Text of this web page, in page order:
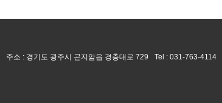
주소 : 경기도 광주시 곤지암읍 경충대로 729 Tel : 031-763-4114